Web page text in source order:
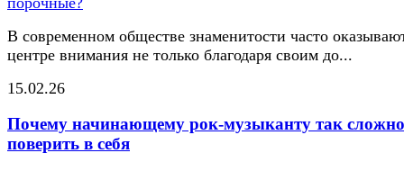
В современном обществе знаменитости часто
центре внимания не только благодаря своим до...
15.02.26
Почему начинающему рок-музыканту так сложно
поверить в себя